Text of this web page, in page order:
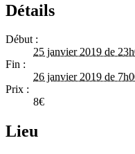
Détails
Début :
25 janvier 2019 de
Fin :
26 janvier 2019 de
Prix :
8€
Lieu